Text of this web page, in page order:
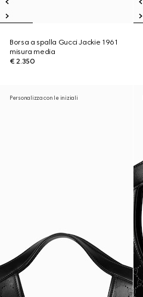
Borsa a spalla Gucci Jackie 1961
misura media
€ 2.350
Personalizza con le iniziali